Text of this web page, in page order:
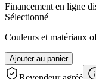
Financement en ligne
Sélectionné
Couleurs et matériaux
Ajouter au panier